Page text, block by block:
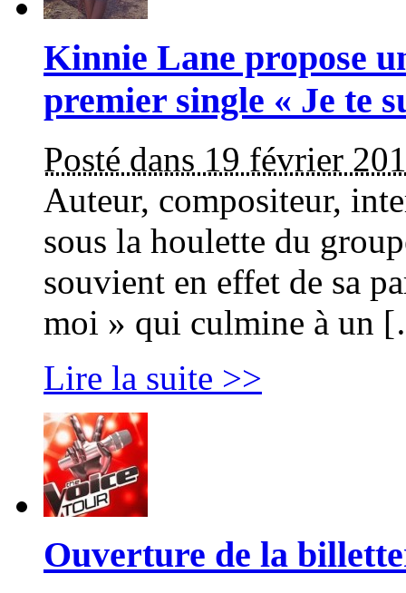
Kinnie Lane propose
premier single « Je te
Posté dans 19 février
Auteur, compositeur,
sous la houlette du
souvient en effet de sa
moi » qui culmine à un
Lire la suite >>
Ouverture de la